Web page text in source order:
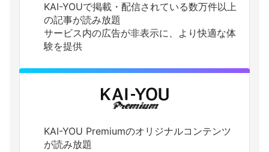
KAI-YOUで掲載・配信されている数万件以上
の記事が読み放題
サービス内の広告が非表示に、より快適な体
験を提供
KAI-YOU Premiumのオリジナルコンテンツ
が読み放題